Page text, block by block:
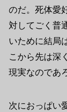
のだ。死体愛
対してごく普
いために結局
こから先は深
現実なのであ
次におっぱい